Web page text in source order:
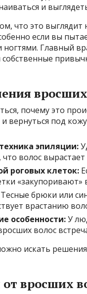
и
что это
если вы
Главный
вросших
почему это
и вернуться под
эпиляции:
волос
роговых клеток:
«закупоривают»
Тесные брюки или
врастанию
особенности:У
волос
искать
вросших